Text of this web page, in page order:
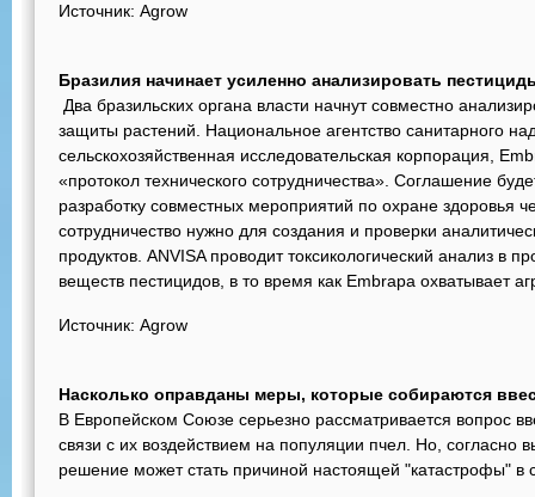
Источник: Agrow
Бразилия начинает усиленно анализировать
Два бразильских органа власти начнут совместно
защиты растений. Национальное агентство санитарного
сельскохозяйственная исследовательская корпорация,
«протокол технического сотрудничества». Соглашение
разработку совместных мероприятий по охране здоровья
сотрудничество нужно для создания и проверки
продуктов. ANVISA проводит токсикологический анализ в
веществ пестицидов, в то время как Embrapa охватывает
Источник: Agrow
Насколько оправданы меры, которые собираются
В Европейском Союзе серьезно рассматривается вопрос
связи с их воздействием на популяции пчел. Но, согласно
решение может стать причиной настоящей "катастрофы" в